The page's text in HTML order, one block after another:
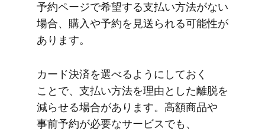
予約ページで​希望する​支払い方​法が​ない​
場合、​購入や​予約を​見送られる​可能性が​
あります。
カード決済を​選べるように​しておく​
ことで、​支払い方​法を​理由とした​離脱を​
減らせる​場合が​あります。​高額商品や​
事前予約が​必要な​サービスでも、​